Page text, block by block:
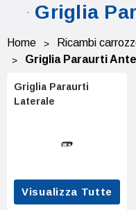
Griglia
Home
Ricambi
Griglia Paraurti
Griglia Paraurti
Laterale
Visualizza Tutte